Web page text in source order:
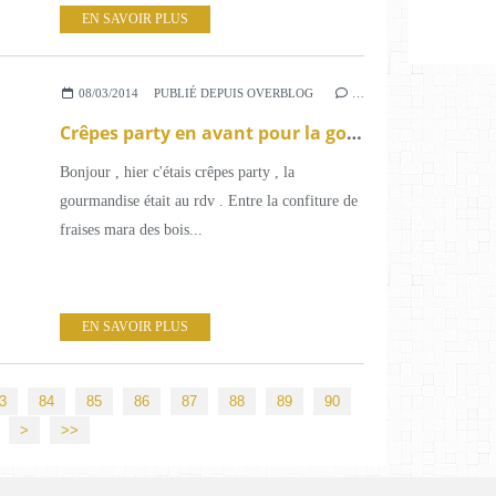
EN SAVOIR PLUS
08/03/2014 PUBLIÉ DEPUIS OVERBLOG
Crêpes party en avant pour la gourmandise .
Bonjour , hier c'étais crêpes party , la
gourmandise était au rdv . Entre la confiture de
fraises mara des bois...
EN SAVOIR PLUS
84 85 86 87 88 89 90
>
>>